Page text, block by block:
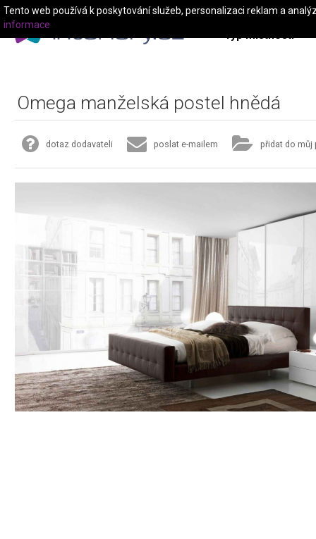
Typ místnosti
Omega manželská postel hnědá
dotaz dodavateli poslat e-mailem přidat do můj
Tento web používá k poskytování služeb, personalizaci reklam a
informace